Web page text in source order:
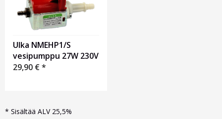
Ulka NMEHP1/S
vesipumppu 27W 230V
29,90 €*
* Sisältää ALV 25,5%